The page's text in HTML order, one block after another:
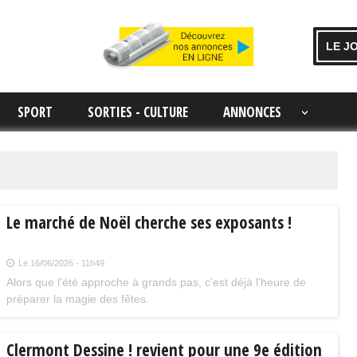
LE
SPORT SORTIES - CULTURE ANNONCES
Le marché de Noël cherche ses exposants !
Le 16/06/2026 - 11h49
Alors que l'été approche à grands pas, c'est déjà l'heure de
préparer la magie des fêtes.
Clermont Dessine ! revient pour une 9e édition